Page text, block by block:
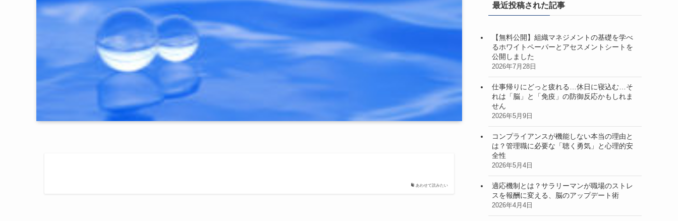
あわせて読みたい
最近投稿された記事
【無料公開】組織マネジメントの基礎を学べ
るホワイトペーパーとアセスメントシートを
公開しました
2026年7月28日
仕事帰りにどっと疲れる…休日に寝込む…そ
れは「脳」と「免疫」の防御反応かもしれま
せん
2026年5月9日
コンプライアンスが機能しない本当の理由と
は？管理職に必要な「聴く勇気」と心理的安
全性
2026年5月4日
適応機制とは？サラリーマンが職場のストレ
スを報酬に変える、脳のアップデート術
2026年4月4日